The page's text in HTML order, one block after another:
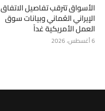
الأسواق تترقب تفاصيل الاتفاق
الإيراني العُماني وبيانات سوق
العمل الأمريكية غداً
6 أغسطس، 2026